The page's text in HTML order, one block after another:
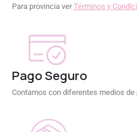
Para provincia verTérminos y
Pago Seguro
Contamos con diferentes medios de